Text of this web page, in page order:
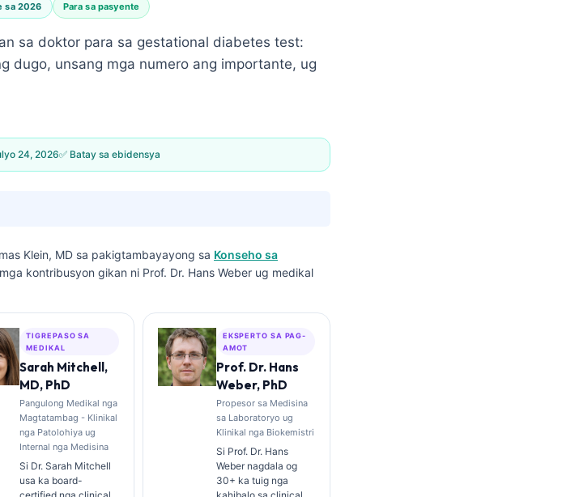
sa 2026 Para sa pasyente
sa doktor para sa gestational diabetes test:
dugo, unsang mga numero ang importante, ug
24, 2026✅ Batay sa ebidensya
Klein, MD sa pakigtambayayong sa Konseho sa
kontribusyon gikan ni Prof. Dr. Hans Weber ug medikal
TIGREPASO SA
MEDIKAL
Sarah Mitchell,
MD, PhD
Pangulong Medikal nga
Magtatambag - Klinikal
nga Patolohiya ug
Internal nga Medisina
Si Dr. Sarah Mitchell
usa ka board-
EKSPERTO SA PAG-
AMOT
Prof. Dr. Hans
Weber, PhD
Propesor sa Medisina
sa Laboratoryo ug
Klinikal nga Biokemistri
Si Prof. Dr. Hans
Weber nagdala og
30+ ka tuig nga